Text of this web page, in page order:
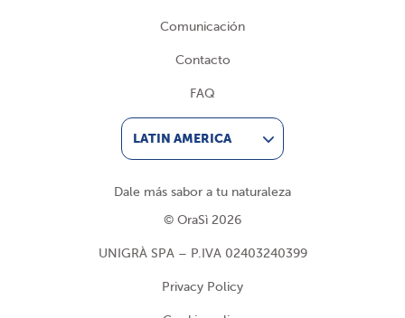
Comunicación
Contacto
FAQ
LATIN AMERICA
Dale más sabor a tu naturaleza
© OraSì 2026
UNIGRÀ SPA – P.IVA 02403240399
Privacy Policy